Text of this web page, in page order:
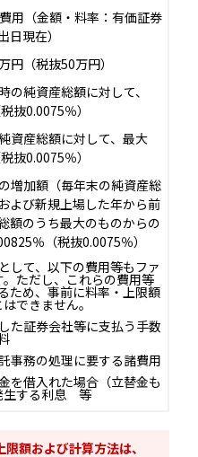
用（金額・料率：有価証券
日現在）
円（税抜50万円）
の純資産総額に対して、
抜0.0075％）
資産総額に対して、最大
抜0.0075％）
増加額（毎年末の純資産総
よび新規上場した年から前
額のうち最大のものからの
％（税抜0.0075％）
して、以下の費用等もファ
ただし、これらの費用等
ため、事前に料率・上限額
できません。
た証券会社等に支払う手数
事務の処理に要する諸費用
を借入れた場合（立替金も
生する利息 等
額および計算方法は、